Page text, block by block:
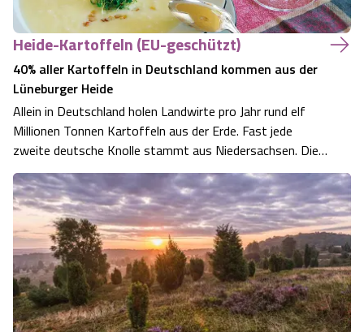
Heide-Kartoffeln (EU-geschützt)
40% aller Kartoffeln in Deutschland kommen aus der
Lüneburger Heide
Allein in Deutschland holen Landwirte pro Jahr rund elf
Millionen Tonnen Kartoffeln aus der Erde. Fast jede
zweite deutsche Knolle stammt aus Niedersachsen. Die "
Lüneburger Heidekartoffel " ist weltberühmt und in ganz
Deutschland beliebt. Dabei ist sie gesund, sie enthält viel
Kalium, Vitamine und…